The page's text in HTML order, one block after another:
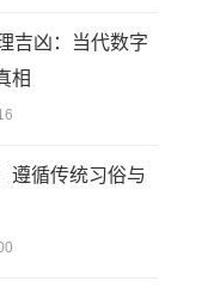
吉凶：当代数字
相
遵循传统习俗与